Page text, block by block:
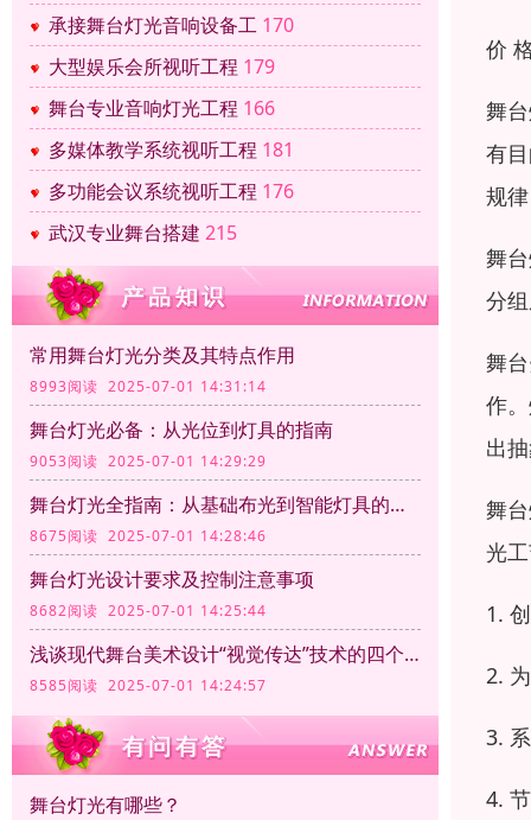
承接舞台灯光音响设备工 170
大型娱乐会所视听工程 179
舞台专业音响灯光工程 166
多媒体教学系统视听工程 181
多功能会议系统视听工程 176
武汉专业舞台搭建 215
常用舞台灯光分类及其特点作用
8993阅读 2025-07-01 14:31:14
舞台灯光必备：从光位到灯具的指南
9053阅读 2025-07-01 14:29:29
舞台灯光全指南：从基础布光到智能灯具的应用
8675阅读 2025-07-01 14:28:46
舞台灯光设计要求及控制注意事项
8682阅读 2025-07-01 14:25:44
浅谈现代舞台美术设计“视觉传达”技术的四个方面
8585阅读 2025-07-01 14:24:57
舞台灯光有哪些？
价
舞
有
规
舞
分
舞
作
出
舞
光
1.
2.
3.
4.